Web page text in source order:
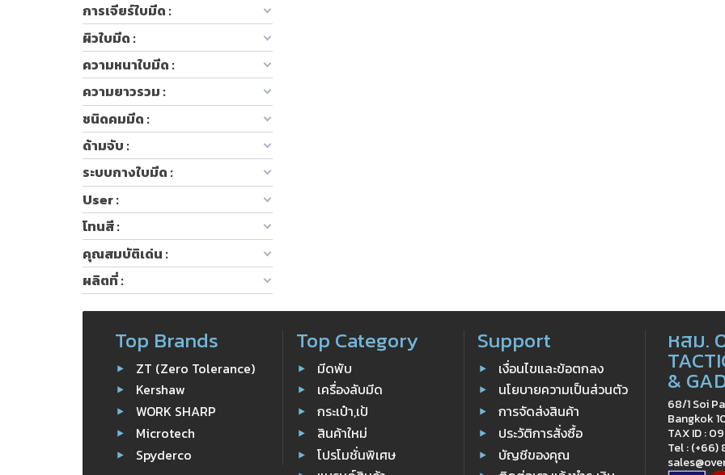
การเจียร์ใบมีด :
ผิวใบมีด :
ความหนาใบมีด :
ความยาวรวม :
ชนิดคมมีด :
ด้ามจับ :
ระบบกางใบมีด :
User :
โทนสี :
คุณสมบัติเด่น :
ผลิตที่ :
Top Brands
ZT (Zero Tolerance)
Kershaw
WORK SHARP
Microtech
Spyderco
Top Category
มีดพับ
เครื่องลับมีด
กระเป๋า,เป้
สินค้าใหม่
โปรโมชั่นพิเศษ
Support
เงื่อนไขและข้อตกลง
นโยบายความเป็นส่วนตัว
การจัดส่งสินค้า
ประวัติการสั่งซื้อ
บัญชีของคุณ
หสม.
&
68/1 Soi
Bangkok
TAX ID :
Tel : (+66)